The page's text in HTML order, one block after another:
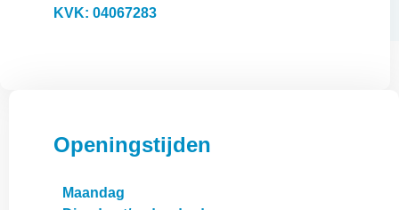
KVK: 04067283
Openingstijden
Maandag